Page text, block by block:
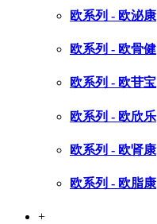
欧系列 - 欧泌康
欧系列 - 欧骨健
欧系列 - 欧苷宝
欧系列 - 欧欣乐
欧系列 - 欧肾康
欧系列 - 欧脂康
+